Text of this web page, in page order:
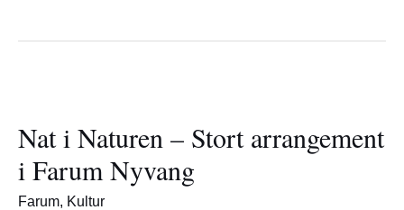
Nat i Naturen – Stort arrangement
i Farum Nyvang
Farum, Kultur
Naturen
–
Stort
arrangement